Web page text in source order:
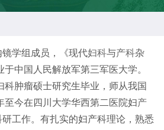
镜学组成员，《现代妇科与产科杂
中国人民解放军第三军医大学。
科肿瘤硕士研究生毕业，师从我国
至今在四川大学华西第二医院妇产
工作。有扎实的妇产科理论，熟悉